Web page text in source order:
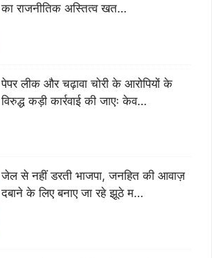
का राजनीतिक अस्तित्व खत…
पेपर लीक और चढ़ावा चोरी के आरोपियों के
विरुद्ध कड़ी कार्रवाई की जाएः केव…
जेल से नहीं डरती भाजपा, जनहित की आवाज़
दबाने के लिए बनाए जा रहे झूठे म…